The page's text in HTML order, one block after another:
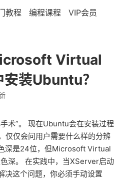
教程 编程课程 VIP会员
Virtual
装Ubuntu？
”。 现在Ubuntu会在安装过程
仅仅会问用户需要什么样的分辨
深是24位，但Microsoft Virtual
深。 在实践中，当XServer启动
决这个问题，你必须手动设置